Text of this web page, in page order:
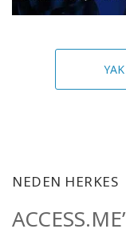
NEDEN HERKES